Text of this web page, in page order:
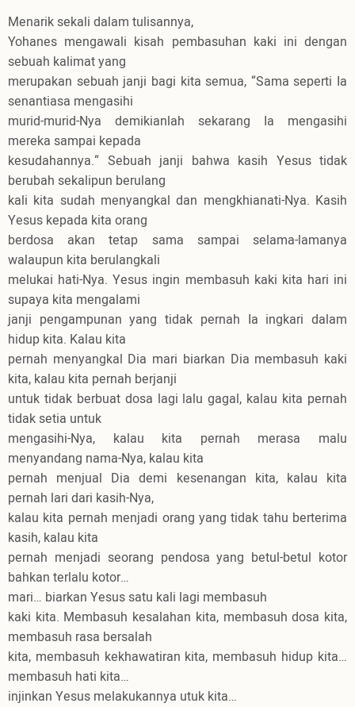
Menarik sekali dalam tulisannya,
Yohanes mengawali kisah pembasuhan kaki ini dengan
sebuah kalimat yang
merupakan sebuah janji bagi kita semua, “Sama seperti Ia
senantiasa mengasihi
murid-murid-Nya demikianlah sekarang Ia mengasihi
mereka sampai kepada
kesudahannya.“ Sebuah janji bahwa kasih Yesus tidak
berubah sekalipun berulang
kali kita sudah menyangkal dan mengkhianati-Nya. Kasih
Yesus kepada kita orang
berdosa akan tetap sama sampai selama-lamanya
walaupun kita berulangkali
melukai hati-Nya. Yesus ingin membasuh kaki kita hari ini
supaya kita mengalami
janji pengampunan yang tidak pernah Ia ingkari dalam
hidup kita. Kalau kita
pernah menyangkal Dia mari biarkan Dia membasuh kaki
kita, kalau kita pernah berjanji
untuk tidak berbuat dosa lagi lalu gagal, kalau kita pernah
tidak setia untuk
mengasihi-Nya, kalau kita pernah merasa malu
menyandang nama-Nya, kalau kita
pernah menjual Dia demi kesenangan kita, kalau kita
pernah lari dari kasih-Nya,
kalau kita pernah menjadi orang yang tidak tahu berterima
kasih, kalau kita
pernah menjadi seorang pendosa yang betul-betul kotor
bahkan terlalu kotor…
mari… biarkan Yesus satu kali lagi membasuh
kaki kita. Membasuh kesalahan kita, membasuh dosa kita,
membasuh rasa bersalah
kita, membasuh kekhawatiran kita, membasuh hidup kita…
membasuh hati kita…
injinkan Yesus melakukannya utuk kita…